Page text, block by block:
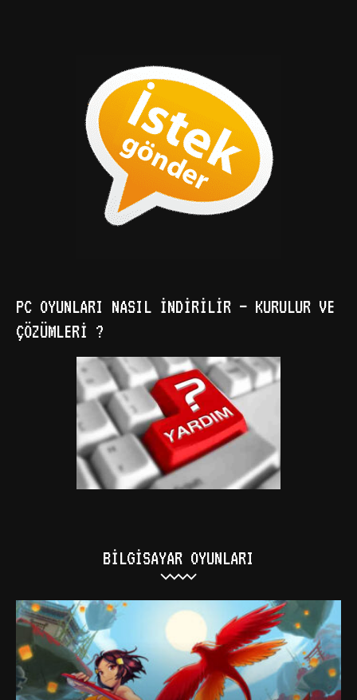
PC OYUNLARI NASIL İNDIRILIR – KURULUR VE
ÇÖZÜMLERI ?
BILGISAYAR OYUNLARI